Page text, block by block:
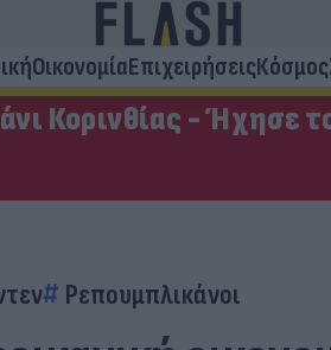
ΟικονομίαΕπιχειρήσειςΚόσμος
Κορινθίας - Ήχησε
Ρεπουμπλικάνοι